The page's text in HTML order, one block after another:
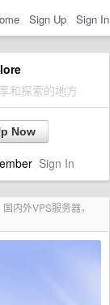
Sign Up Sign In
和探索的地方
Now
Sign In
内外VPS服务器，